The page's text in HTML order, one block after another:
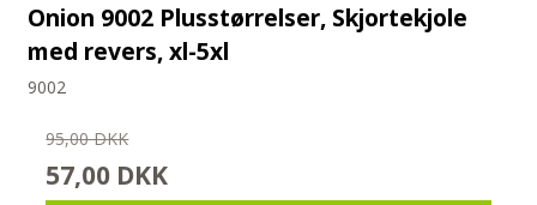
Onion 9002 Plusstørrelser, Skjortekjole
med revers, xl-5xl
9002
95,00 DKK
57,00 DKK